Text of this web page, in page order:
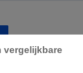
vergelijkbare